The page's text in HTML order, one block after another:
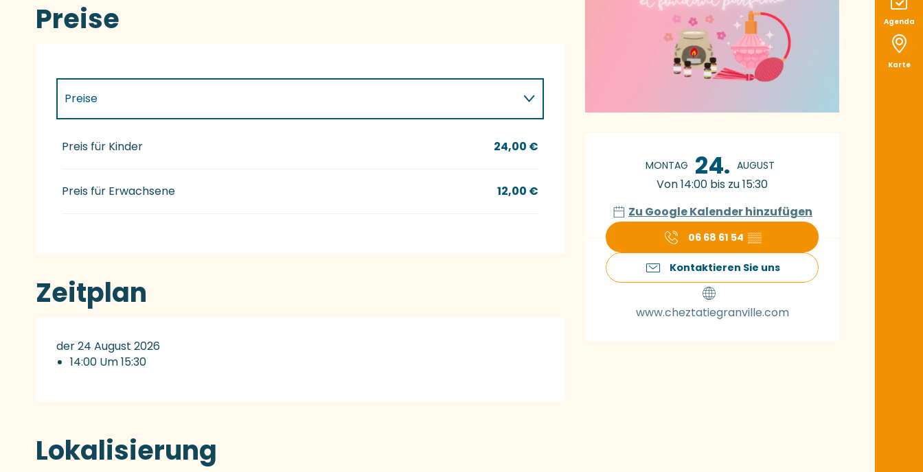
Agenda
Karte
Öffnungszeiten &
MONTAG 24. AUGUST
Von 14:00 bis zu 15:30
Zu Google Kalender hinzufügen
06 68 61 54 ▒▒
Kontaktieren Sie uns
www.cheztatiegranville.com
Preise
Preise
Preise 2027
Preis für Kinder 24,00 €
Preis für Erwachsene 12,00 €
Zeitplan
der 24 August 2026
14:00 Um 15:30
Lokalisierung